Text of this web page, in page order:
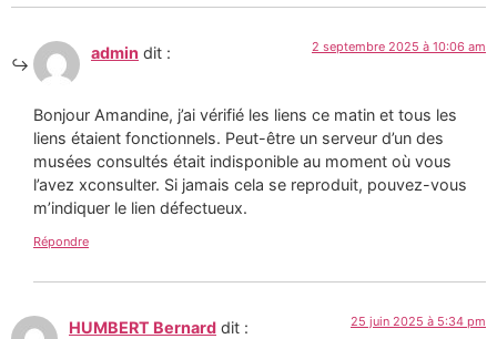
admin dit : 2 septembre 2025 à 10:06 am
Bonjour Amandine, j’ai vérifié les liens ce matin et tous les
liens étaient fonctionnels. Peut-être un serveur d’un des
musées consultés était indisponible au moment où vous
l’avez xconsulter. Si jamais cela se reproduit, pouvez-vous
m’indiquer le lien défectueux.
Répondre
HUMBERT Bernard dit : 25 juin 2025 à 5:34 pm